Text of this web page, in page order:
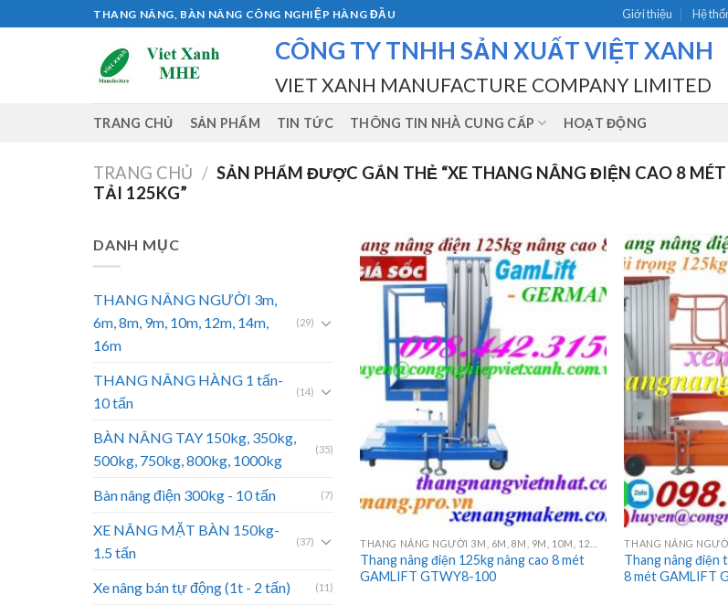
to
THANG NÂNG, BÀN NÂNG CÔNG NGHIỆP HÀNG ĐẦU Giới thiệu Hệ
CÔNG TY TNHH SẢN XUẤT VIỆT XANH
VIET XANH MANUFACTURE COMPANY LIMITED
TRANG CHỦ SẢN PHẨM TIN TỨC THÔNG TIN NHÀ CUNG CẤP HOẠT ĐỘNG
TRANG CHỦ / SẢN PHẨM ĐƯỢC GẮN THẺ “XE THANG NÂNG ĐIỆN CAO 8 MÉT
TẢI 125KG”
DANH MỤC
THANG NÂNG NGƯỜI 3m,
6m, 8m, 9m, 10m, 12m, 14m,
16m
(29)
THANG NÂNG HÀNG 1 tấn-
10 tấn
(14)
BÀN NÂNG TAY 150kg, 350kg,
500kg, 750kg, 800kg, 1000kg
(35)
Bàn nâng điện 300kg - 10 tấn (7)
XE NÂNG MẶT BÀN 150kg-
1.5 tấn
(37)
Xe nâng bán tự động (1t - 2 tấn) (11)
Thang nâng điện 125kg nâng cao 8 mét
GAMLIFT GTWY8-100
Thang nâng điện
8 mét GAMLIFT